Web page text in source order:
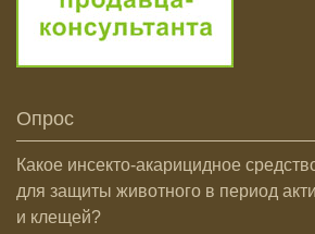
Опрос
Какое инсекто-акарицидное
для защиты животного в период
и клещей?